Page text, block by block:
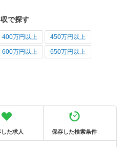
で探す
400万円以上 450万円以上
600万円以上 650万円以上
た求人 保存した検索条件